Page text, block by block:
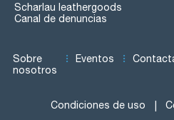
Scharlau leathergoods
Canal de denuncias
Sobre
nosotros
Eventos
Condiciones de uso